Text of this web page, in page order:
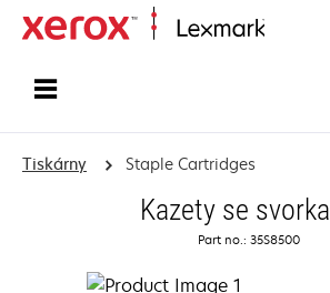
Tiskárny Staple Cartridges
Kazety se
Part no.: 35S8500